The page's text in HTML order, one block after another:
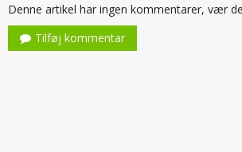
Denne artikel har ingen kommentarer, vær
Tilføj kommentar